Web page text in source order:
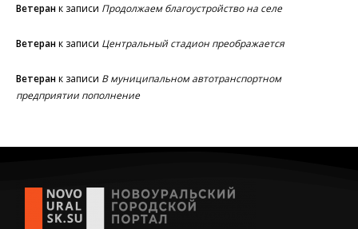
Ветеранк записи Продолжаем благоустройство на селе
Ветеранк записи Центральный стадион преображается
Ветеранк записи В муниципальном автотранспортном
предприятии пополнение